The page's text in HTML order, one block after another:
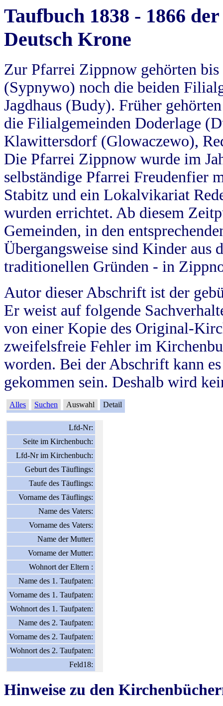
Taufbuch 1838 - 1866
Deutsch Krone
Zur Pfarrei Zippnow gehörten
(Sypnywo) noch die beiden
Jagdhaus (Budy). Früher
die Filialgemeinden Doderlage
Klawittersdorf (Glowaczewo),
Die Pfarrei Zippnow wurde im
selbständige Pfarrei Freudenfier
Stabitz und ein Lokalvikariat
wurden errichtet. Ab diesem
Gemeinden, in den
Übergangsweise sind Kinder aus
traditionellen Gründen - in
Autor dieser Abschrift ist der
Er weist auf folgende
von einer Kopie des Original-
zweifelsfreie Fehler im
worden. Bei der Abschrift kann
gekommen sein. Deshalb wird
Alles Suchen Auswahl Detail
Lfd-Nr:
Seite im Kirchenbuch:
Lfd-Nr im Kirchenbuch:
Geburt des Täuflings:
Taufe des Täuflings:
Vorname des Täuflings:
Name des Vaters:
Vorname des Vaters:
Name der Mutter:
Vorname der Mutter:
Wohnort der Eltern :
Name des 1. Taufpaten:
Vorname des 1. Taufpaten:
Wohnort des 1. Taufpaten:
Name des 2. Taufpaten:
Vorname des 2. Taufpaten:
Wohnort des 2. Taufpaten:
Feld18:
Hinweise zu den